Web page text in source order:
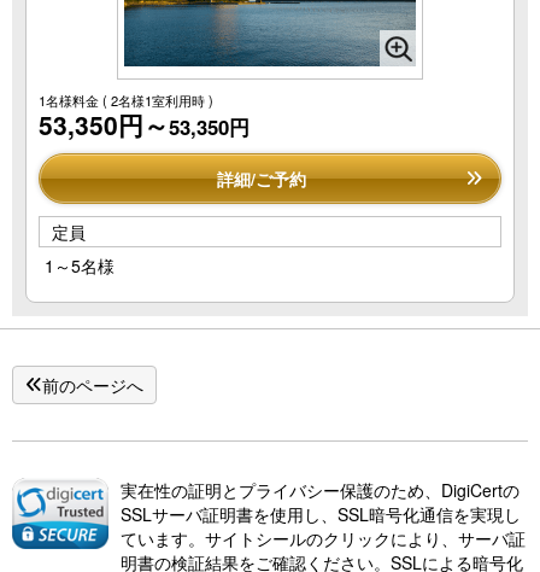
1名様料金( 2名様1室利用時 )
53,350円～53,350円
詳細/ご予約
定員
1～5名様
前のページへ
実在性の証明とプライバシー保護のため、DigiCertの
SSLサーバ証明書を使用し、SSL暗号化通信を実現し
ています。サイトシールのクリックにより、サーバ証
明書の検証結果をご確認ください。SSLによる暗号化